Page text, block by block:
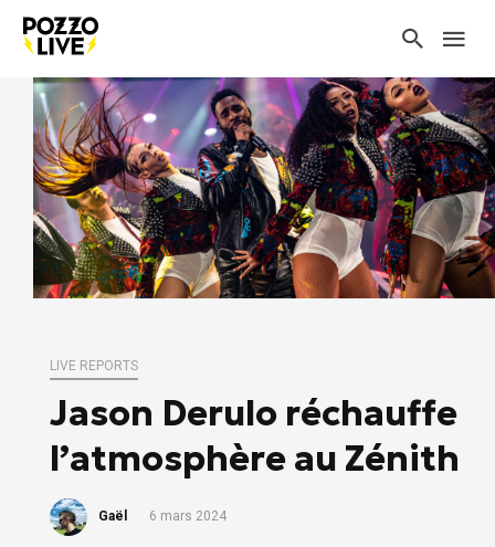
LIVE REPORTS
Jason Derulo réchauffe
l’atmosphère au Zénith
Gaël 6 mars 2024